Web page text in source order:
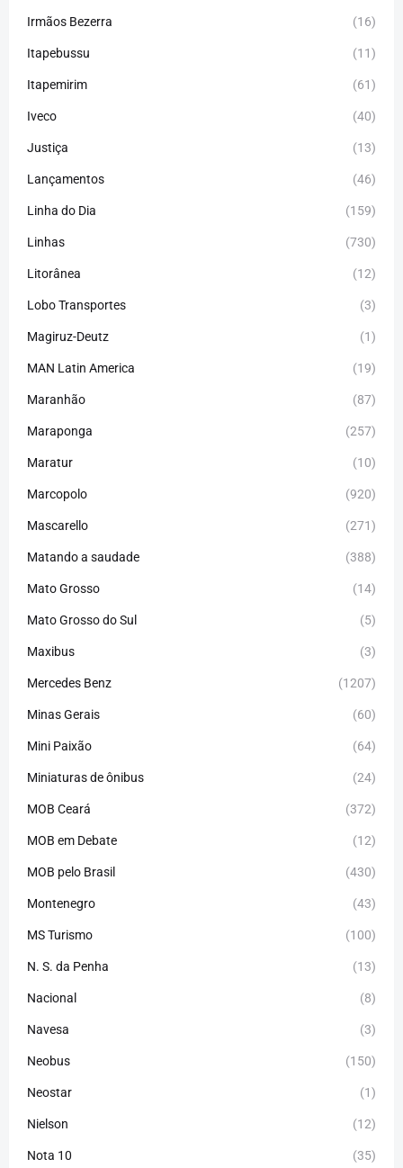
Irmãos Bezerra (16)
Itapebussu (11)
Itapemirim (61)
Iveco (40)
Justiça (13)
Lançamentos (46)
Linha do Dia (159)
Linhas (730)
Litorânea (12)
Lobo Transportes (3)
Magiruz-Deutz (1)
MAN Latin America (19)
Maranhão (87)
Maraponga (257)
Maratur (10)
Marcopolo (920)
Mascarello (271)
Matando a saudade (388)
Mato Grosso (14)
Mato Grosso do Sul (5)
Maxibus (3)
Mercedes Benz (1207)
Minas Gerais (60)
Mini Paixão (64)
Miniaturas de ônibus (24)
MOB Ceará (372)
MOB em Debate (12)
MOB pelo Brasil (430)
Montenegro (43)
MS Turismo (100)
N. S. da Penha (13)
Nacional (8)
Navesa (3)
Neobus (150)
Neostar (1)
Nielson (12)
Nota 10 (35)